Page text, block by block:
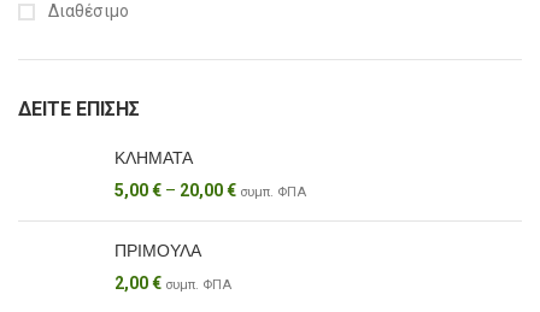
Διαθέσιμο
ΔΕΊΤΕ ΕΠΊΣΗΣ
ΚΛΗΜΑΤΑ
5,00€ – 20,00€ συμπ. ΦΠΑ
ΠΡΙΜΟΥΛΑ
2,00€ συμπ. ΦΠΑ